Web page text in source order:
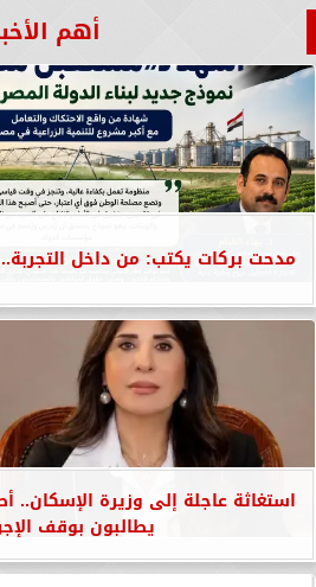
أهم
مدحت بركات يكتب: من داخل
استغاثة عاجلة إلى وزيرة الإسكان..
يطالبون بوقف